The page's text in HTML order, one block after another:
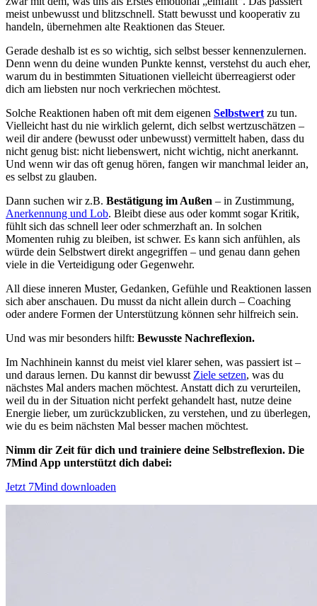
meist unbewusst und blitzschnell. Statt bewusst und kooperativ zu
handeln, übernehmen alte Reaktionen das Steuer.
Gerade deshalb ist es so wichtig, sich selbst besser kennenzulernen.
Denn wenn du deine wunden Punkte kennst, verstehst du auch eher,
warum du in bestimmten Situationen vielleicht überreagierst oder
dich am liebsten nur noch verkriechen möchtest.
Solche Reaktionen haben oft mit dem eigenen Selbstwert zu tun.
Vielleicht hast du nie wirklich gelernt, dich selbst wertzuschätzen –
weil dir andere (bewusst oder unbewusst) vermittelt haben, dass du
nicht genug bist: nicht liebenswert, nicht wichtig, nicht anerkannt.
Und wenn wir das oft genug hören, fangen wir manchmal leider an,
es selbst zu glauben.
Dann suchen wir z.B. Bestätigung im Außen – in Zustimmung,
Anerkennung und Lob. Bleibt diese aus oder kommt sogar Kritik,
fühlt sich das schnell leer oder schmerzhaft an. In solchen
Momenten ruhig zu bleiben, ist schwer. Es kann sich anfühlen, als
würde dein Selbstwert direkt angegriffen – und genau dann gehen
viele in die Verteidigung oder Gegenwehr.
All diese inneren Muster, Gedanken, Gefühle und Reaktionen lassen
sich aber anschauen. Du musst da nicht allein durch – Coaching
oder andere Formen der Unterstützung können sehr hilfreich sein.
Und was mir besonders hilft: Bewusste Nachreflexion.
Im Nachhinein kannst du meist viel klarer sehen, was passiert ist –
und daraus lernen. Du kannst dir bewusst Ziele setzen, was du
nächstes Mal anders machen möchtest. Anstatt dich zu verurteilen,
weil du in der Situation nicht perfekt gehandelt hast, nutze deine
Energie lieber, um zurückzublicken, zu verstehen, und zu überlegen,
wie du es beim nächsten Mal besser machen möchtest.
Nimm dir Zeit für dich und trainiere deine Selbstreflexion. Die
7Mind App unterstützt dich dabei:
Jetzt 7Mind downloaden